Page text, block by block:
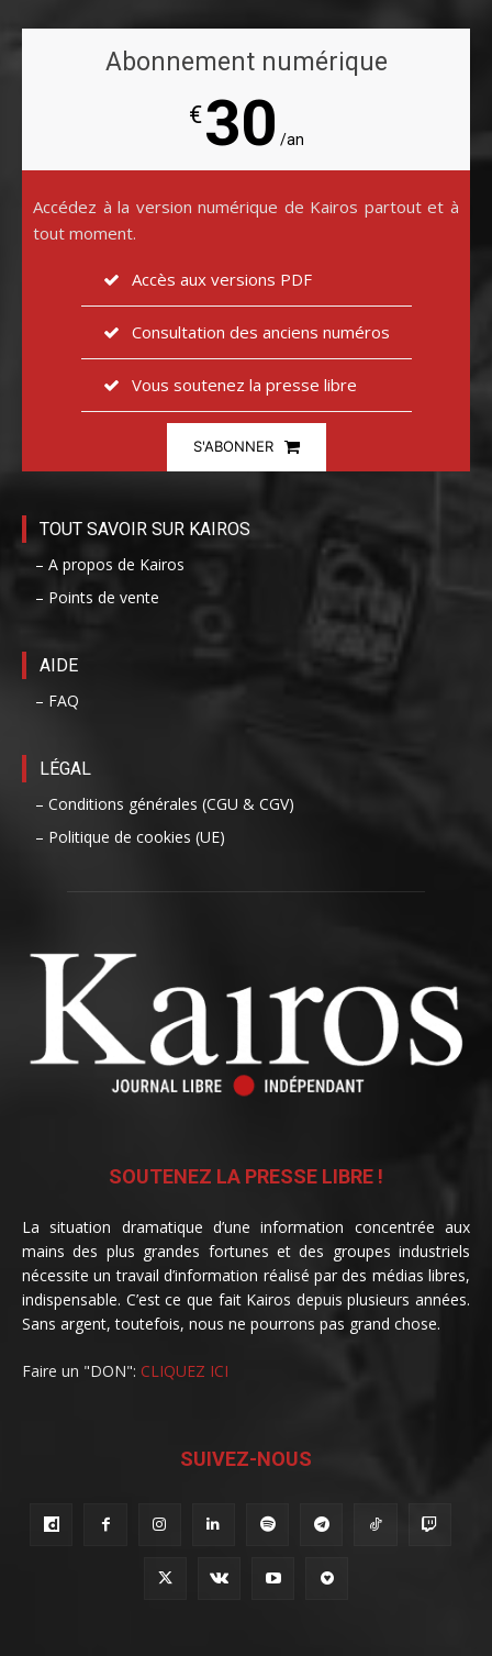
Abonnement numérique
€30 /an
Accédez à la version numérique de Kairos partout et à
tout moment.
Accès aux versions PDF
Consultation des anciens numéros
Vous soutenez la presse libre
S'ABONNER
TOUT SAVOIR SUR KAIROS
– A propos de Kairos
– Points de vente
AIDE
– FAQ
LÉGAL
– Conditions générales (CGU & CGV)
– Politique de cookies (UE)
SOUTENEZ LA PRESSE LIBRE !
La situation dramatique d’une information concentrée aux
mains des plus grandes fortunes et des groupes industriels
nécessite un travail d’information réalisé par des médias libres,
indispensable. C’est ce que fait Kairos depuis plusieurs années.
Sans argent, toutefois, nous ne pourrons pas grand chose.
Faire un "DON": CLIQUEZ ICI
SUIVEZ-NOUS